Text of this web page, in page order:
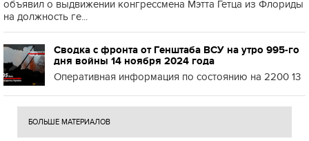
объявил о выдвижении конгрессмена Мэтта Гетца из Флориды
на должность ге...
Сводка с фронта от Генштаба ВСУ на утро 995-го
дня войны 14 ноября 2024 года
Оперативная информация по состоянию на 2200 13
БОЛЬШЕ МАТЕРИАЛОВ